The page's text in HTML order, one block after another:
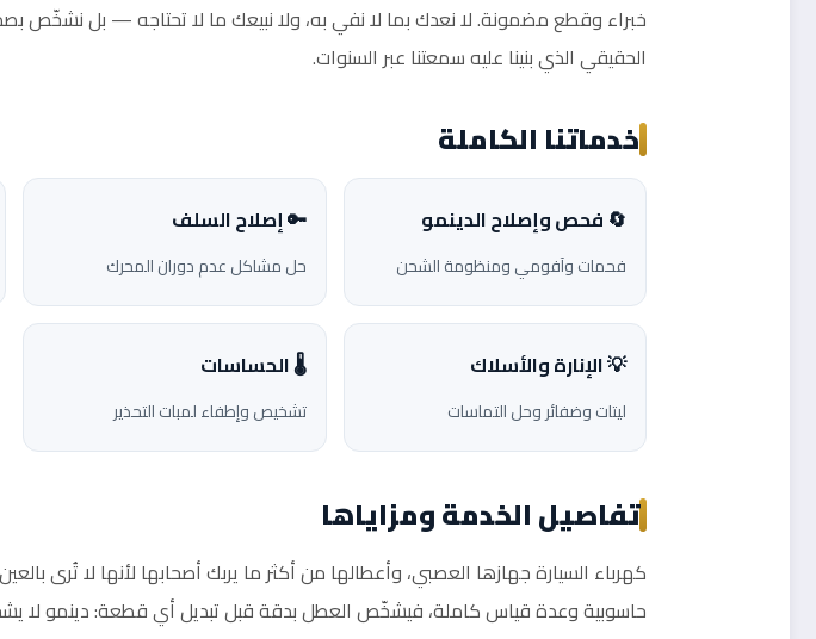
خبراء وقطع مضمونة. لا نعدك بما لا نفي به، ولا نبيعك ما لا تحتاجه — بل نشخّص
الحقيقي الذي بنينا عليه سمعتنا عبر السنوات.
خدماتنا الكاملة
🔄 فحص وإصلاح الدينمو
فحمات وآفومي ومنظومة الشحن
🔑 إصلاح السلف
حل مشاكل عدم دوران المحرك
💡 الإنارة والأسلاك
ليتات وضفائر وحل التماسات
🌡️ الحساسات
تشخيص وإطفاء لمبات التحذير
تفاصيل الخدمة ومزاياها
كهرباء السيارة جهازها العصبي، وأعطالها من أكثر ما يربك أصحابها لأنها لا تُرى
حاسوبية وعدة قياس كاملة، فيشخّص العطل بدقة قبل تبديل أي قطعة: دينمو لا